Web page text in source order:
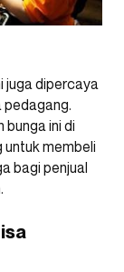
juga dipercaya
pedagang.
ini di
membeli
bagi penjual